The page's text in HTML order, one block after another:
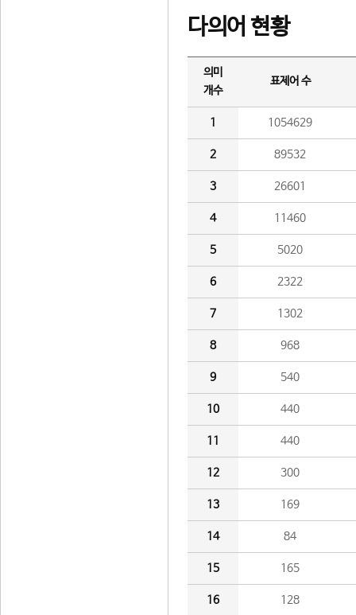
다의어 현황
의미
개수
표제어 수
1 1054629
2 89532
3 26601
4 11460
5 5020
6 2322
7 1302
8 968
9 540
10 440
11 440
12 300
13 169
14 84
15 165
16 128